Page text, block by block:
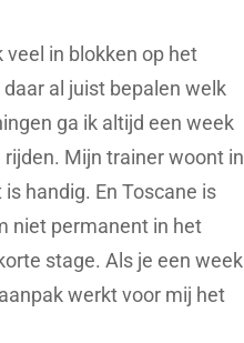
veel in blokken op het
al juist bepalen welk
ga ik altijd een week
Mijn trainer woont in
handig. En Toscane is
niet permanent in het
stage. Als je een week
werkt voor mij het